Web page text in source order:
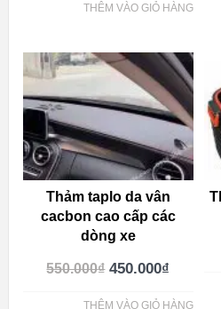
THÊM VÀO GIỎ HÀNG
Thảm taplo da vân
cacbon cao cấp các
dòng xe
550.000₫ 450.000₫
THÊM VÀO GIỎ HÀNG